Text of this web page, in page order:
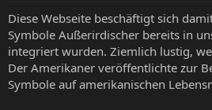
Diese Webseite beschäftigt sich
Symbole Außerirdischer bereits in
integriert wurden. Ziemlich lustig,
Der Amerikaner veröffentlichte zur
Symbole auf amerikanischen